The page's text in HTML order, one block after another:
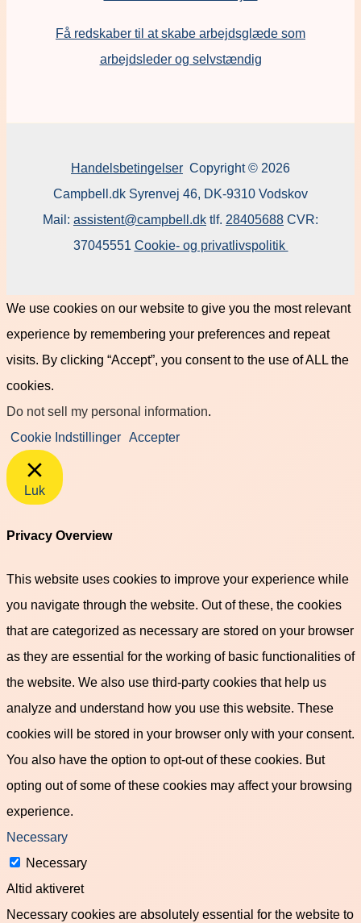
Få redskaber til at skabe arbejdsglæde som
arbejdsleder og selvstændig
Handelsbetingelser Copyright © 2026
Campbell.dk Syrenvej 46, DK-9310 Vodskov
Mail: assistent@campbell.dk tlf. 28405688 CVR:
37045551 Cookie- og privatlivspolitik
We use cookies on our website to give you the most relevant
experience by remembering your preferences and repeat
visits. By clicking “Accept”, you consent to the use of ALL the
cookies.
Do not sell my personal information.
Cookie Indstillinger Accepter
Luk
Privacy Overview
This website uses cookies to improve your experience while
you navigate through the website. Out of these, the cookies
that are categorized as necessary are stored on your browser
as they are essential for the working of basic functionalities of
the website. We also use third-party cookies that help us
analyze and understand how you use this website. These
cookies will be stored in your browser only with your consent.
You also have the option to opt-out of these cookies. But
opting out of some of these cookies may affect your browsing
experience.
Necessary
Necessary
Altid aktiveret
Necessary cookies are absolutely essential for the website to